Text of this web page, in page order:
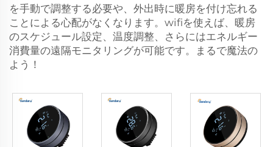
を手動で調整する必要や、外出時に暖房を付け忘れる
ことによる心配がなくなります。wifiを使えば、暖房
のスケジュール設定、温度調整、さらにはエネルギー
消費量の遠隔モニタリングが可能です。まるで魔法の
よう！